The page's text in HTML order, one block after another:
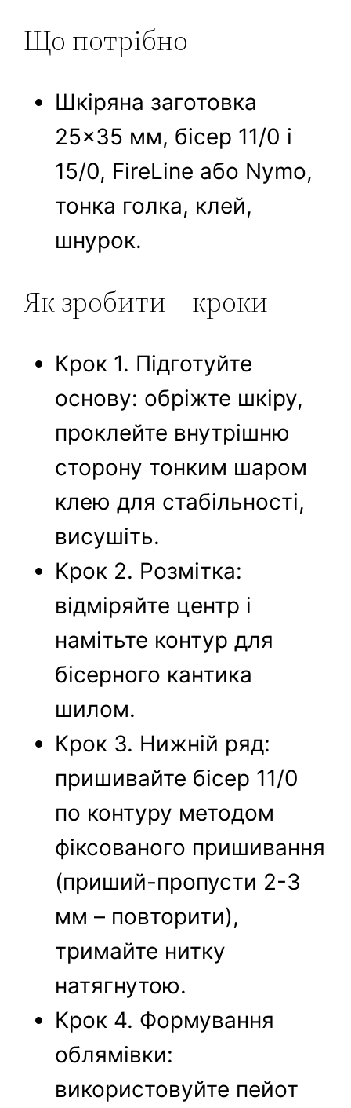
Що потрібно
Шкіряна заготовка
25×35 мм, бісер 11/0 і
15/0, FireLine або Nymo,
тонка голка, клей,
шнурок.
Як зробити – кроки
Крок 1. Підготуйте
основу: обріжте шкіру,
проклейте внутрішню
сторону тонким шаром
клею для стабільності,
висушіть.
Крок 2. Розмітка:
відміряйте центр і
намітьте контур для
бісерного кантика
шилом.
Крок 3. Нижній ряд:
пришивайте бісер 11/0
по контуру методом
фіксованого пришивання
(приший-пропусти 2-3
мм – повторити),
тримайте нитку
натягнутою.
Крок 4. Формування
облямівки:
використовуйте пейот